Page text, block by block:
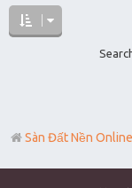
Sàn Đất Nền Online